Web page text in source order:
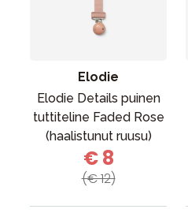
Elodie
Elodie Details puinen
tuttiteline Faded Rose
(haalistunut ruusu)
€ 8
(€ 12)